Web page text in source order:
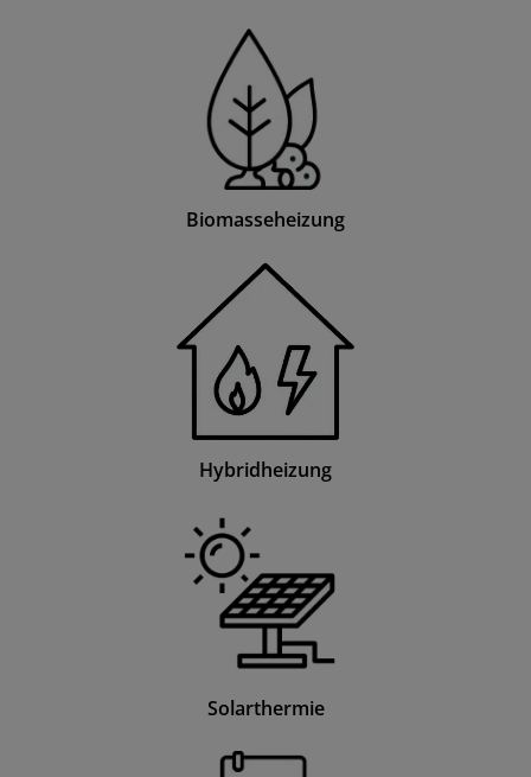
Biomasseheizung
Hybridheizung
Solarthermie